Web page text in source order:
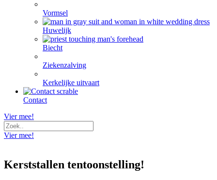
Vormsel
Huwelijk
Biecht
Ziekenzalving
Kerkelijke uitvaart
Contact
Vier mee!
Vier mee!
Kerststallen tentoonstelling!